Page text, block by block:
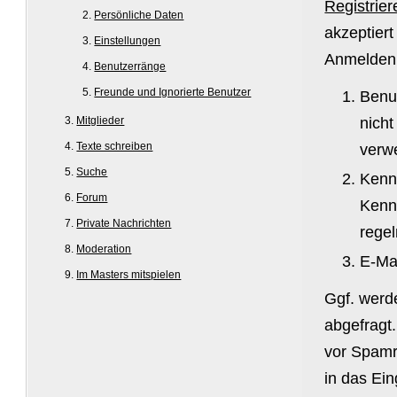
Persönliche Daten
Einstellungen
Benutzerränge
Freunde und Ignorierte Benutzer
Mitglieder
Texte schreiben
Suche
Forum
Private Nachrichten
Moderation
Im Masters mitspielen
E-
Ggf.
vor
in das